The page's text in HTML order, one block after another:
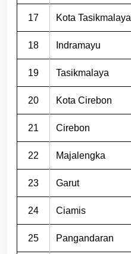
17 Kota Tasikmalaya
18 Indramayu
19 Tasikmalaya
20 Kota Cirebon
21 Cirebon
22 Majalengka
23 Garut
24 Ciamis
25 Pangandaran